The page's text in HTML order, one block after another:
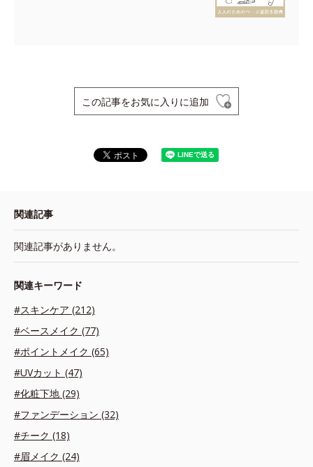
この記事をお気に入りに追加
関連記事
関連記事がありません。
関連キーワード
#スキンケア (212)
#ベースメイク (77)
#ポイントメイク (65)
#UVカット (47)
#化粧下地 (29)
#ファンデーション (32)
#チーク (18)
#眉メイク (24)